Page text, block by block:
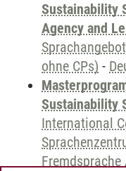
Sustainability
Agency and
ohne CPs) -
Sustainability
International
Fremdsprache